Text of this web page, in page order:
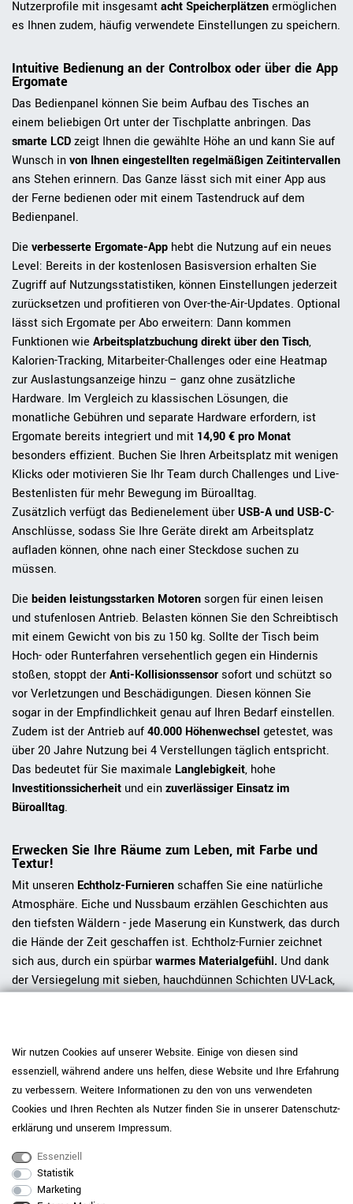
Nutzerprofile mit insgesamtacht Speicherplätzenermöglichen
es Ihnen zudem, häufig verwendete Einstellungen zu speichern.
Intuitive Bedienung an der Controlbox oder über die App
Ergomate
Das Bedienpanel können Sie beim Aufbau des Tisches an
einem beliebigen Ort unter der Tischplatte anbringen. Das
smarte LCDzeigt Ihnen die gewählte Höhe an und kann Sie auf
Wunsch invon Ihnen eingestellten regelmäßigen Zeitintervallen
ans Stehen erinnern. Das Ganze lässt sich mit einer App aus
der Ferne bedienen oder mit einem Tastendruck auf dem
Bedienpanel.
Die verbesserte Ergomate-App hebt die Nutzung auf ein neues
Level: Bereits in der kostenlosen Basisversion erhalten Sie
Zugriff auf Nutzungsstatistiken, können Einstellungen jederzeit
zurücksetzen und profitieren von Over-the-Air-Updates. Optional
lässt sich Ergomate per Abo erweitern: Dann kommen
Funktionen wie Arbeitsplatzbuchung direkt über den Tisch,
Kalorien-Tracking, Mitarbeiter-Challenges oder eine Heatmap
zur Auslastungsanzeige hinzu – ganz ohne zusätzliche
Hardware. Im Vergleich zu klassischen Lösungen, die
monatliche Gebühren und separate Hardware erfordern, ist
Ergomate bereits integriert und mit 14,90 € pro Monat
besonders effizient. Buchen Sie Ihren Arbeitsplatz mit wenigen
Klicks oder motivieren Sie Ihr Team durch Challenges und Live-
Bestenlisten für mehr Bewegung im Büroalltag.
Zusätzlich verfügt das Bedienelement überUSB-A und USB-C-
Anschlüsse, sodass Sie Ihre Geräte direkt am Arbeitsplatz
aufladen können, ohne nach einer Steckdose suchen zu
müssen.
Die beiden leistungsstarken Motoren sorgen für einen leisen
und stufenlosen Antrieb. Belasten können Sie den Schreibtisch
mit einem Gewicht von bis zu 150 kg. Sollte der Tisch beim
Hoch- oder Runterfahren versehentlich gegen ein Hindernis
stoßen, stoppt derAnti-Kollisionssensor sofort und schützt so
vor Verletzungen und Beschädigungen. Diesen können Sie
sogar in der Empfindlichkeit genau auf Ihren Bedarf einstellen.
Zudem ist der Antrieb auf40.000 Höhenwechsel getestet, was
über 20 Jahre Nutzung bei 4 Verstellungen täglich entspricht.
Das bedeutet für Sie maximale Langlebigkeit, hohe
Investitionssicherheit und einzuverlässiger Einsatz im
Büroalltag.
Erwecken Sie Ihre Räume zum Leben, mit Farbe und
Textur!
Mit unseren Echtholz-Furnieren schaffen Sie eine natürliche
Atmosphäre. Eiche und Nussbaum erzählen Geschichten aus
den tiefsten Wäldern - jede Maserung ein Kunstwerk, das durch
die Hände der Zeit geschaffen ist. Echtholz-Furnier zeichnet
sich aus, durch ein spürbarwarmes Materialgefühl. Und dank
der Versiegelung mit sieben, hauchdünnen Schichten UV-Lack,
es mit einem weichen Tuch und neutralen Reinigern zu
reinigen. So bleibt Ihr Raum nicht nur ästhetisch ansprechend,
sondern auch makellos und einladend.
Zertifizierte Qualität für Ihren Arbeitsalltag
Der TELDRA Pro erfüllt die Anforderungen der
steht damit für geprüfte Ergonomie, Stabilität und
Langlebigkeit. Während Teil 1 die ergonomischen Maße
Wir nutzen Cookies auf unserer Website. Einige von diesen sind
essenziell, während andere uns helfen, diese Website und Ihre Erfahrung
zu verbessern. Weitere Informationen zu den von uns verwendeten
Cookies und Ihren Rechten als Nutzer finden Sie in unserer Daten­schutz­
erklärung und unserem Impressum.
Essenziell
Statistik
Marketing